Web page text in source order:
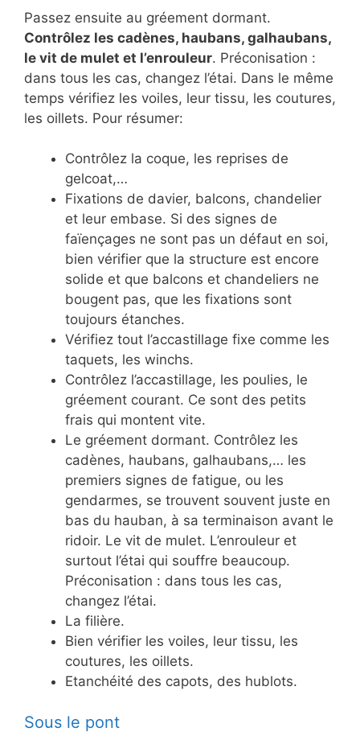
Passez ensuite au gréement dormant.
Contrôlez les cadènes, haubans, galhaubans,
le vit de mulet et l’enrouleur. Préconisation :
dans tous les cas, changez l’étai. Dans le même
temps vérifiez les voiles, leur tissu, les coutures,
les oillets. Pour résumer:
Contrôlez la coque, les reprises de
gelcoat,…
Fixations de davier, balcons, chandelier
et leur embase. Si des signes de
faïençages ne sont pas un défaut en soi,
bien vérifier que la structure est encore
solide et que balcons et chandeliers ne
bougent pas, que les fixations sont
toujours étanches.
Vérifiez tout l’accastillage fixe comme les
taquets, les winchs.
Contrôlez l’accastillage, les poulies, le
gréement courant. Ce sont des petits
frais qui montent vite.
Le gréement dormant. Contrôlez les
cadènes, haubans, galhaubans,… les
premiers signes de fatigue, ou les
gendarmes, se trouvent souvent juste en
bas du hauban, à sa terminaison avant le
ridoir. Le vit de mulet. L’enrouleur et
surtout l’étai qui souffre beaucoup.
Préconisation : dans tous les cas,
changez l’étai.
La filière.
Bien vérifier les voiles, leur tissu, les
coutures, les oillets.
Etanchéité des capots, des hublots.
Sous le pont